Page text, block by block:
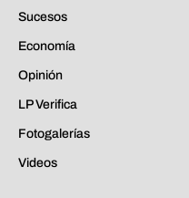
Sucesos
Economía
Opinión
LP Verifica
Fotogalerías
Videos